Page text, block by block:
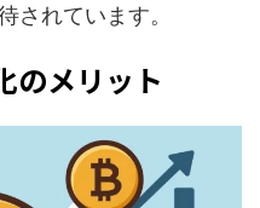
されています。
のメリット